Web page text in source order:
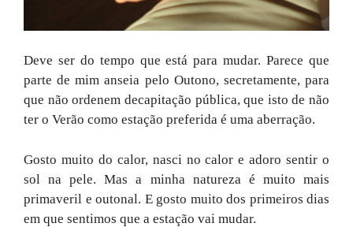
Deve ser do tempo que está para mudar. Parece que
parte de mim anseia pelo Outono, secretamente, para
que não ordenem decapitação pública, que isto de não
ter o Verão como estação preferida é uma aberração.
Gosto muito do calor, nasci no calor e adoro sentir o
sol na pele. Mas a minha natureza é muito mais
primaveril e outonal. E gosto muito dos primeiros dias
em que sentimos que a estação vai mudar.